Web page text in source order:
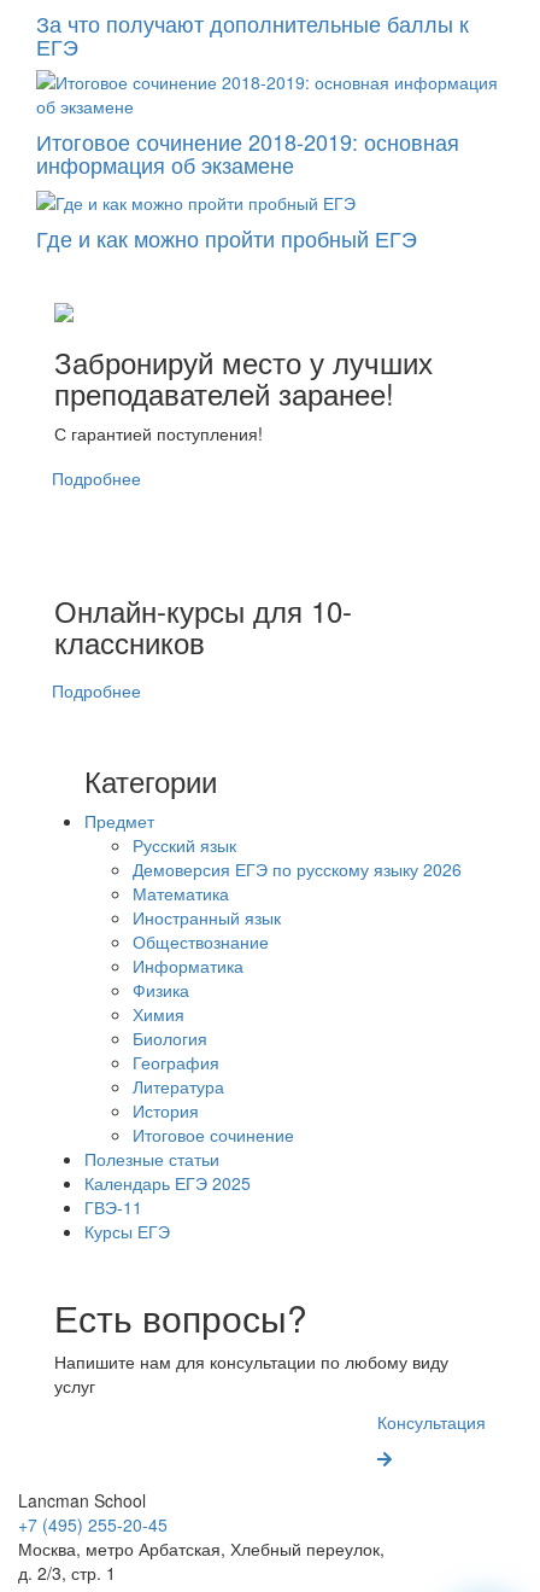
За что получают дополнительные баллы к
ЕГЭ
Итоговое сочинение 2018-2019: основная
информация об экзамене
Где и как можно пройти пробный ЕГЭ
Забронируй место у лучших
преподавателей заранее!
С гарантией поступления!
Подробнее
Онлайн-курсы для 10-
классников
Подробнее
Категории
Предмет
Русский язык
Демоверсия ЕГЭ по русскому языку 2026
Математика
Иностранный язык
Обществознание
Информатика
Физика
Химия
Биология
География
Литература
История
Итоговое сочинение
Полезные статьи
Календарь ЕГЭ 2025
ГВЭ-11
Курсы ЕГЭ
Есть вопросы?
Напишите нам для консультации по любому виду
услуг
Консультация
Lancman School
+7 (495) 255-20-45
Москва, метро Арбатская, Хлебный переулок,
д. 2/3, стр. 1